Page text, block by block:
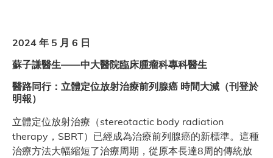
2024 年 5 月 6 日
蘇子謙醫生——中大醫院臨床腫瘤科專科醫生
醫路同行：立體定位放射治療前列腺癌 時間大減（刊登於
明報）
立體定位放射治療（stereotactic body radiation
therapy，SBRT）已經成為治療前列腺癌的新標準。這種
治療方法大幅縮短了治療周期，從原本長達8周的傳統放